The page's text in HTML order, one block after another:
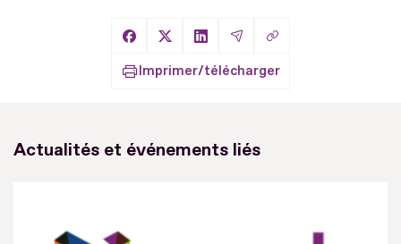
Partager sur Facebook
Partager sur X
Partager sur LinkedIn
Partager par Email
Copier le lien
Imprimer/télécharger
Actualités et événements liés